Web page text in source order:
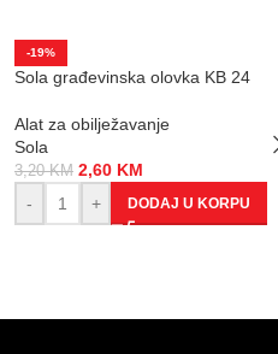
-19%
Sola građevinska olovka KB 24
Alat za obilježavanje
Sola
3,20KM 2,60 KM
-
+ DODAJ U KORPU